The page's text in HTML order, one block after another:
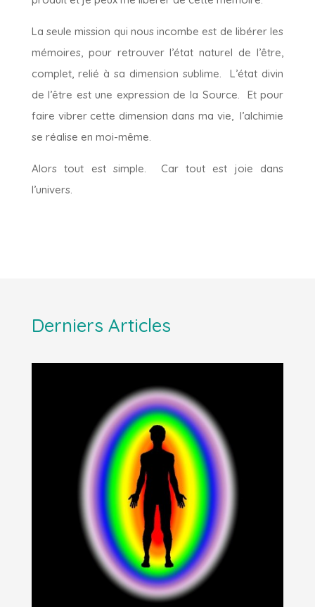
La seule mission qui nous incombe est de libérer les
mémoires, pour retrouver l’état naturel de l’être,
complet, relié à sa dimension sublime. L’état divin
de l’être est une expression de la Source. Et pour
faire vibrer cette dimension dans ma vie, l’alchimie
se réalise en moi-même.
Alors tout est simple. Car tout est joie dans
l’univers.
Derniers Articles